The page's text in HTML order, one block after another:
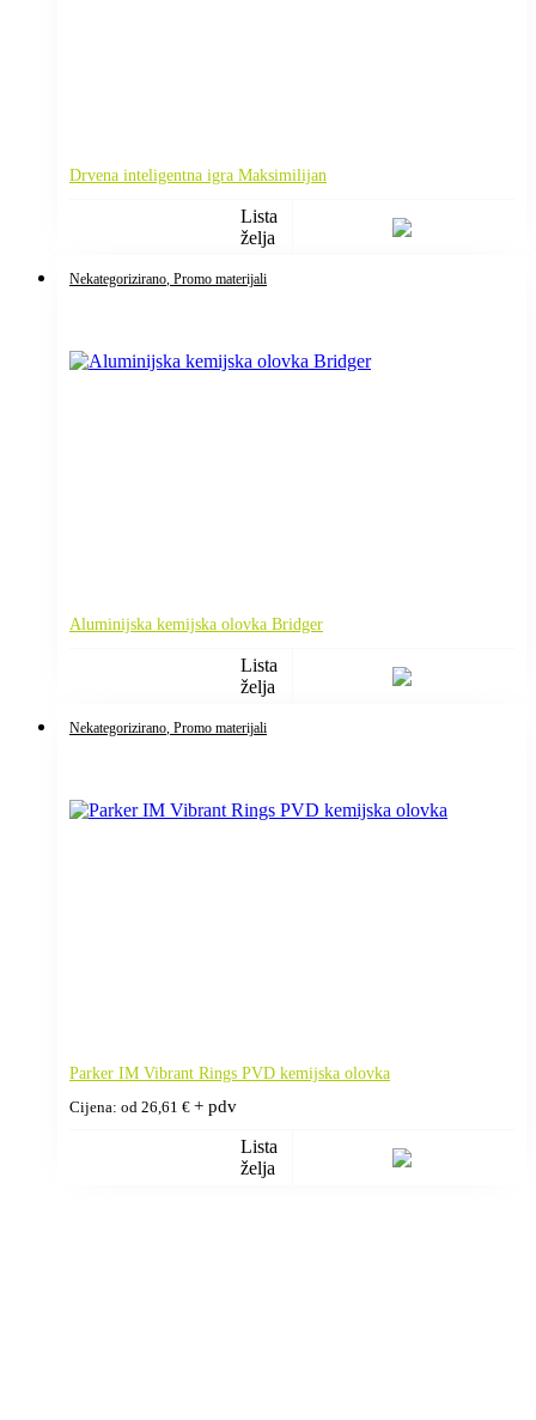
Drvena inteligentna igra Maksimilijan
Lista
želja
Nekategorizirano , Promo materijali
Aluminijska kemijska olovka Bridger
Lista
želja
Nekategorizirano , Promo materijali
Parker IM Vibrant Rings PVD kemijska olovka
Cijena: od 26,61 € + pdv
Lista
želja